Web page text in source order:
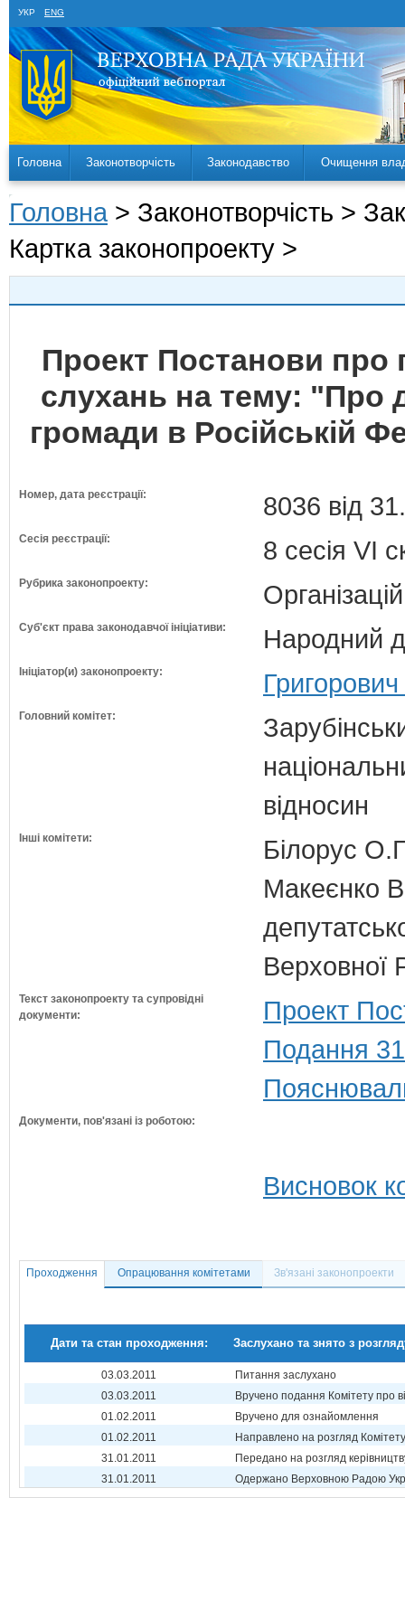
УКР ENG
Головна Законотворчість Законодавство Очищення
Головна > Законотворчість >
Картка законопроекту >
Проект Постанови про
слухань на тему: "Про
громади в Російській
Номер, дата реєстрації: 8036 від
Сесія реєстрації: 8 сесія VI
Рубрика законопроекту:
Суб'єкт права законодавчої ініціативи: Народний
Ініціатор(и) законопроекту:
Головний комітет:
відносин
Інші комітети:
Білорус
Макеєнко
Верховної
Текст законопроекту та супровідні
документи:
Проект
Подання
Документи, пов'язані із роботою:
Висновок
Проходження Опрацювання комітетами Зв'язані законопроекти
Дати та стан проходження: Заслухано та знято з
03.03.2011
Питання заслухано
03.03.2011
Вручено подання Комітету про
01.02.2011
Вручено для ознайомлення
01.02.2011
Направлено на розгляд Комітету
31.01.2011
Передано на розгляд
31.01.2011
Одержано Верховною Радою